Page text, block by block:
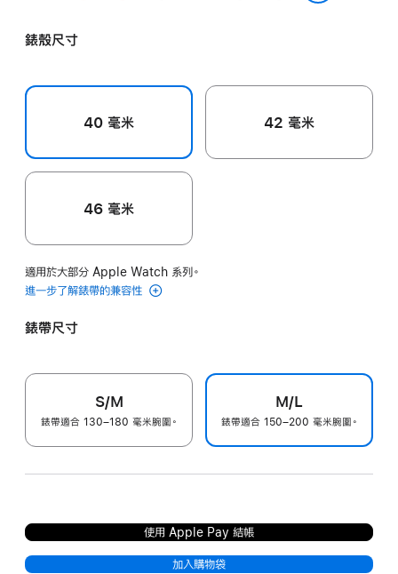
紅
橘
錶殼尺寸
40 毫米 42 毫米
46 毫米
適用於大部分 Apple Watch 系列。
進一步了解錶帶的兼容性
錶帶尺寸
S/M
錶帶適合 130–180 毫米腕圍。
M/L
錶帶適合 150–200 毫米腕圍。
使用 Apple Pay 結帳
加入購物袋